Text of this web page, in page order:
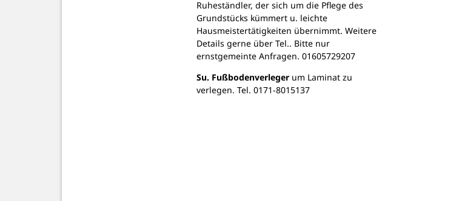
Ruheständler, der sich um die Pflege des
Grundstücks kümmert u. leichte
Hausmeistertätigkeiten übernimmt. Weitere
Details gerne über Tel.. Bitte nur
ernstgemeinte Anfragen. 01605729207
Su. Fußbodenverlegerum Laminat zu
verlegen. Tel. 0171-8015137